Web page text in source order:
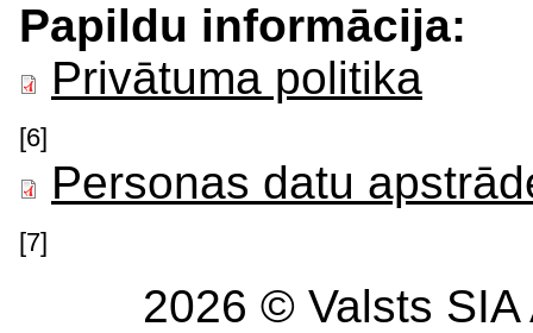
Papildu informācija:
Privātuma politika
[6]
Personas datu
[7]
2026 © Valsts